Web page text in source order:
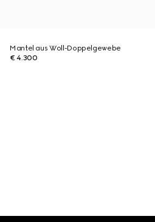
Mantel aus Woll-Doppelgewebe
€ 4.300